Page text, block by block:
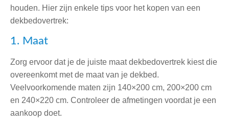
houden. Hier zijn enkele tips voor het kopen van een
dekbedovertrek:
1. Maat
Zorg ervoor dat je de juiste maat dekbedovertrek kiest die
overeenkomt met de maat van je dekbed.
Veelvoorkomende maten zijn 140×200 cm, 200×200 cm
en 240×220 cm. Controleer de afmetingen voordat je een
aankoop doet.